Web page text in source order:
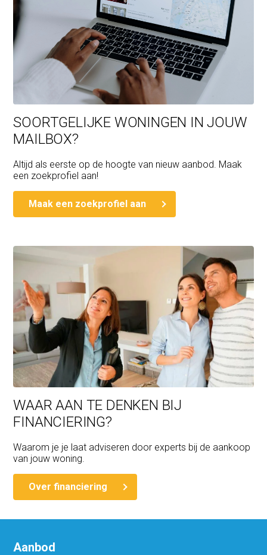
SOORTGELIJKE WONINGEN IN JOUW
MAILBOX?
Altijd als eerste op de hoogte van nieuw aanbod. Maak
een zoekprofiel aan!
Maak een zoekprofiel aan
WAAR AAN TE DENKEN BIJ
FINANCIERING?
Waarom je je laat adviseren door experts bij de aankoop
van jouw woning.
Over financiering
Aanbod